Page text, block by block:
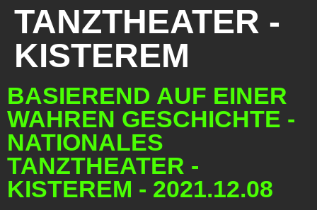
TANZTHEATER -
KISTEREM
BASIEREND AUF EINER
WAHREN GESCHICHTE -
NATIONALES
TANZTHEATER -
KISTEREM - 2021.12.08